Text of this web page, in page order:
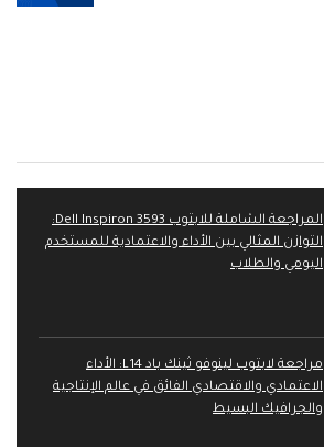
المراجعة الشاملة للابتوب Dell Inspiron 3593:
التوازن المثالي بين الأداء والاعتمادية للمستخدم
اليومي والطلاب
مراجعة لابتوب لينوفو ثينك باد L14: الأداء
الاعتمادي والاقتصادي الفائق في عالم الإنتاجية
والجرافيك البسيط